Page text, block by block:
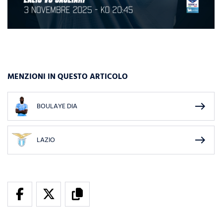
MENZIONI IN QUESTO ARTICOLO
BOULAYE DIA east
LAZIO east